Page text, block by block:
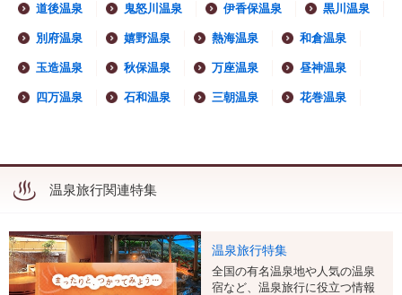
道後温泉 鬼怒川温泉 伊香保温泉 黒川温泉
別府温泉 嬉野温泉 熱海温泉 和倉温泉
玉造温泉 秋保温泉 万座温泉 昼神温泉
四万温泉 石和温泉 三朝温泉 花巻温泉
温泉旅行関連特集
温泉旅行特集
全国の有名温泉地や人気の温泉
宿など、温泉旅行に役立つ情報